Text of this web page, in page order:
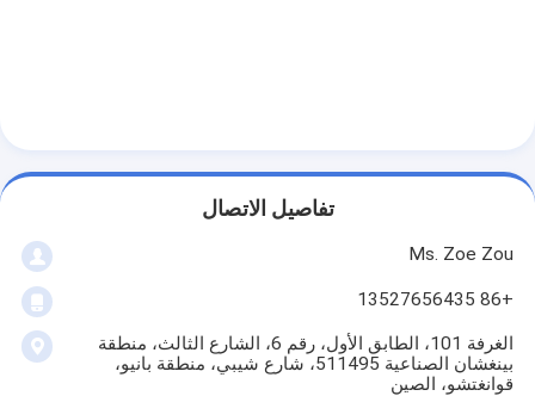
حولنا
جولة في المصنع
مراقبة الجودة
تفاصيل الاتصال
Ms. Zoe Zou
+86 13527656435
الغرفة 101، الطابق الأول، رقم 6، الشارع الثالث، منطقة
بينغشان الصناعية 511495، شارع شيبي، منطقة بانيو،
قوانغتشو، الصين